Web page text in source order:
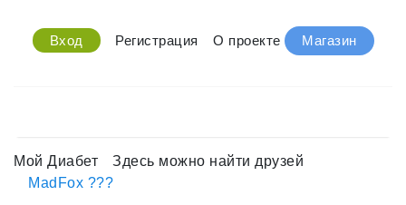
Вход Регистрация О проекте Магазин
Мой Диабет
Здесь можно найти друзей
MadFox ???